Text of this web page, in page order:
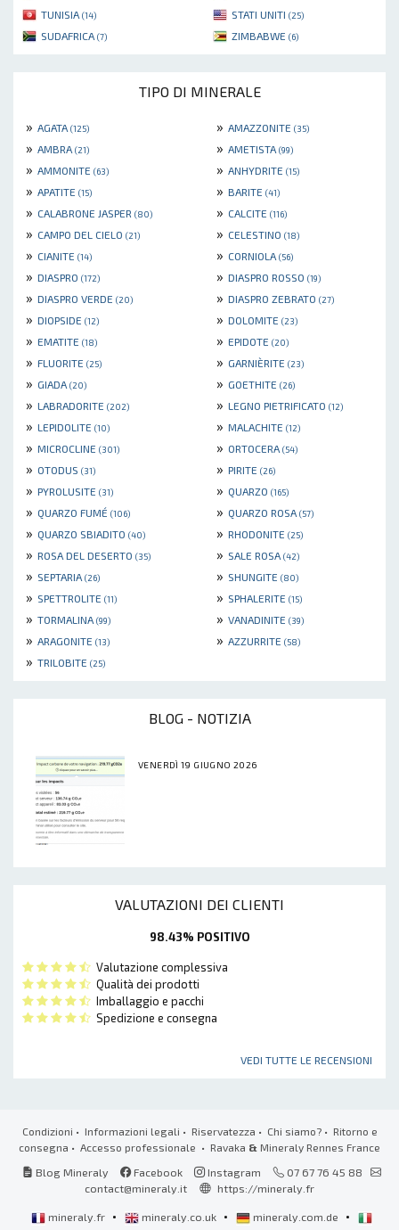
TUNISIA (14) STATI UNITI (25)
SUDAFRICA (7) ZIMBABWE (6)
TIPO DI MINERALE
» AGATA (125) » AMAZZONITE (35)
» AMBRA (21) » AMETISTA (99)
» AMMONITE (63) » ANHYDRITE (15)
» APATITE (15) » BARITE (41)
» CALABRONE JASPER (80) » CALCITE (116)
» CAMPO DEL CIELO (21) » CELESTINO (18)
» CIANITE (14) » CORNIOLA (56)
» DIASPRO (172) » DIASPRO ROSSO (19)
» DIASPRO VERDE (20) » DIASPRO ZEBRATO (27)
» DIOPSIDE (12) » DOLOMITE (23)
» EMATITE (18) » EPIDOTE (20)
» FLUORITE (25) » GARNIÈRITE (23)
» GIADA (20) » GOETHITE (26)
» LABRADORITE (202) » LEGNO PIETRIFICATO (12)
» LEPIDOLITE (10) » MALACHITE (12)
» MICROCLINE (301) » ORTOCERA (54)
» OTODUS (31) » PIRITE (26)
» PYROLUSITE (31) » QUARZO (165)
» QUARZO FUMÉ (106) » QUARZO ROSA (57)
» QUARZO SBIADITO (40) » RHODONITE (25)
» ROSA DEL DESERTO (35) » SALE ROSA (42)
» SEPTARIA (26) » SHUNGITE (80)
» SPETTROLITE (11) » SPHALERITE (15)
» TORMALINA (99) » VANADINITE (39)
» ARAGONITE (13) » AZZURRITE (58)
» TRILOBITE (25)
BLOG - NOTIZIA
VENERDÌ 19 GIUGNO 2026
VALUTAZIONI DEI CLIENTI
98.43% POSITIVO
Valutazione complessiva
Qualità dei prodotti
Imballaggio e pacchi
Spedizione e consegna
VEDI TUTTE LE RECENSIONI
Condizioni • Informazioni legali • Riservatezza • Chi siamo?• Ritorno e
consegna • Accesso professionale • Ravaka & Mineraly Rennes France
Blog Mineraly
Facebook Instagram
07 67 76 45 88
contact@mineraly.it
https://mineraly.fr
mineraly.fr • mineraly.co.uk • mineraly.com.de
•